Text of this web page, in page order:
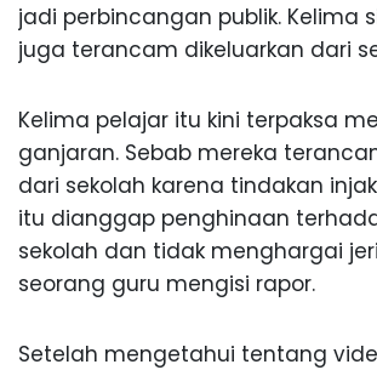
jadi perbincangan publik. Kelima
juga terancam dikeluarkan dari
Kelima pelajar itu kini terpaksa
ganjaran. Sebab mereka
dari sekolah karena tindakan
itu dianggap penghinaan
sekolah dan tidak menghargai
seorang guru mengisi rapor.
Setelah mengetahui tentang